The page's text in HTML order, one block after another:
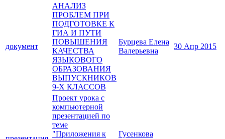
документ
АНАЛИЗ
ПРОБЛЕМ ПРИ
ПОДГОТОВКЕ К
ГИА И ПУТИ
ПОВЫШЕНИЯ
КАЧЕСТВА
ЯЗЫКОВОГО
ОБРАЗОВАНИЯ
ВЫПУСКНИКОВ
9-Х КЛАССОВ
Бурцева Елена
Валерьевна
30 Апр 2015
Проект урока с
компьютерной
презентацией по
теме
"Приложения к
Гусенкова